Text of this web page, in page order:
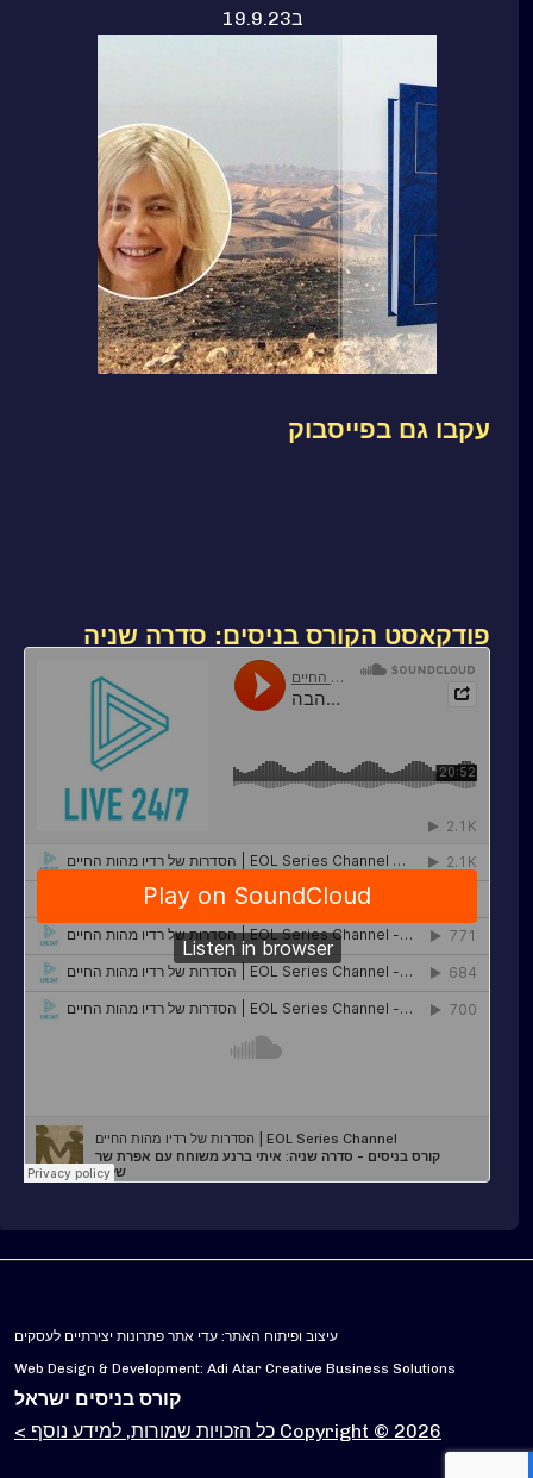
ב19.9.23
עקבו גם בפייסבוק
פודקאסט הקורס בניסים: סדרה שניה
עיצוב ופיתוח האתר: עדי אתר פתרונות יצירתיים לעסקים
Web Design & Development: Adi Atar Creative Business Solutions
קורס בניסים ישראל
Copyright © 2026 כל הזכויות שמורות, למידע נוסף >